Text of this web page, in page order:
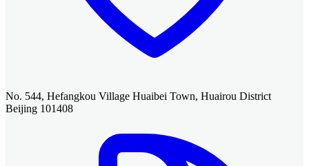
No. 544, Hefangkou Village Huaibei Town, Huairou District
Beijing 101408